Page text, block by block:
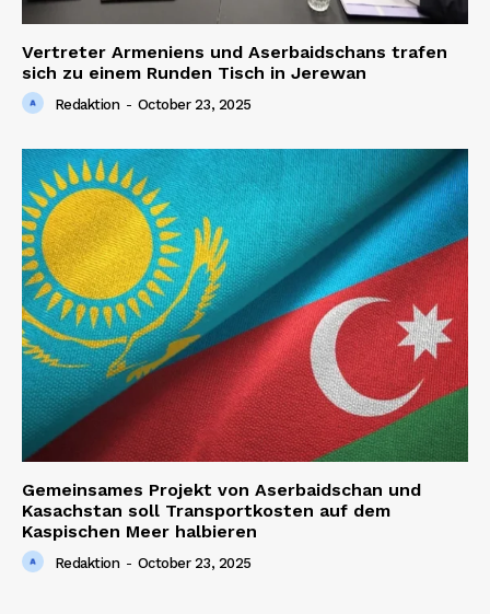
Vertreter Armeniens und Aserbaidschans trafen
sich zu einem Runden Tisch in Jerewan
Redaktion - October 23, 2025
Gemeinsames Projekt von Aserbaidschan und
Kasachstan soll Transportkosten auf dem
Kaspischen Meer halbieren
Redaktion - October 23, 2025